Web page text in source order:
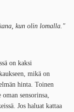
kun olin lomalla."
on kaksi
mikä on
hinta. Toinen
sensorinsa,
Jos haluat kattaa